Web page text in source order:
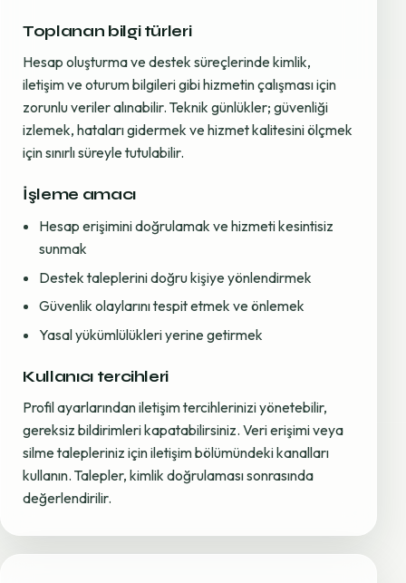
Toplanan bilgi türleri
Hesap oluşturma ve destek süreçlerinde kimlik,
iletişim ve oturum bilgileri gibi hizmetin çalışması için
zorunlu veriler alınabilir. Teknik günlükler; güvenliği
izlemek, hataları gidermek ve hizmet kalitesini ölçmek
için sınırlı süreyle tutulabilir.
İşleme amacı
Hesap erişimini doğrulamak ve hizmeti kesintisiz
sunmak
Destek taleplerini doğru kişiye yönlendirmek
Güvenlik olaylarını tespit etmek ve önlemek
Yasal yükümlülükleri yerine getirmek
Kullanıcı tercihleri
Profil ayarlarından iletişim tercihlerinizi yönetebilir,
gereksiz bildirimleri kapatabilirsiniz. Veri erişimi veya
silme talepleriniz için iletişim bölümündeki kanalları
kullanın. Talepler, kimlik doğrulaması sonrasında
değerlendirilir.